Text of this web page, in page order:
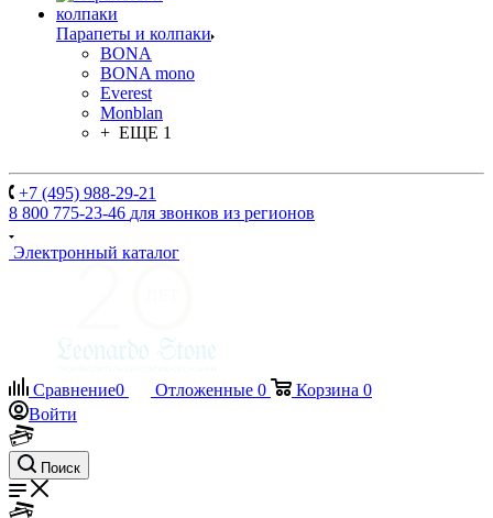
Парапеты и колпаки
BONA
BONA mono
Everest
Monblan
+ ЕЩЕ 1
+7 (495) 988-29-21
8 800 775-23-46 для звонков из регионов
Электронный каталог
Сравнение0 Отложенные 0 Корзина 0
Войти
Поиск